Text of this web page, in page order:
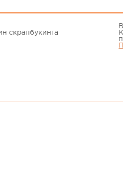
скрапбукинга